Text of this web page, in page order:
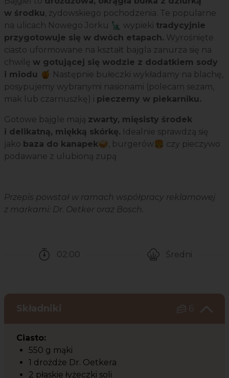
w środku, żydowskiego pochodzenia. Te popularne
na ulicach Nowego Jorku 🗽 wypieki tradycyjnie
przygotowuje się w dwóch etapach. Wyrośnięte
ciasto uformowane na kształt bajgla zanurza się na
chwilę w gotującej się wodzie z dodatkiem sody
i miodu 🍯 Następnie bułeczki wykładamy na blachę,
posypujemy wybranymi nasionami (polecam sezam,
mak lub czarnuszkę) i pieczemy w piekarniku.
Gotowe bajgle mają zwarty, mięsisty środek
i delikatną, miękką skórkę. Idealnie sprawdzą się
jako baza do kanapek🥪, burgerów🍔 czy pieczywo
podawane z ulubioną zupą
Przepis powstał w ramach współpracy reklamowej
z markami: Dr. Oetker oraz Bosch.
02:00
Średni
Składniki 6
Ciasto:
550 g mąki
1 drożdże Dr. Oetkera
2 płaskie łyżeczki soli